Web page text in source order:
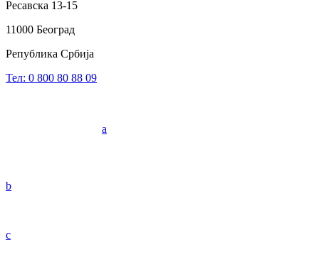
Ресавска 13-15
11000 Београд
Република Србија
Тел: 0 800 80 88 09
a
b
c